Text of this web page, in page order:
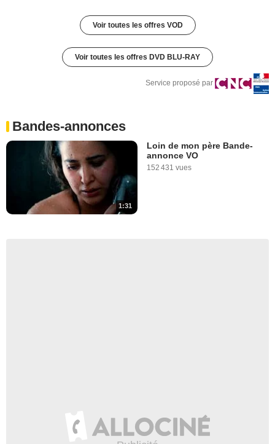
Voir toutes les offres VOD
Voir toutes les offres DVD BLU-RAY
Service proposé par
Bandes-annonces
1:31
Loin de mon père Bande-
annonce VO
152 431 vues